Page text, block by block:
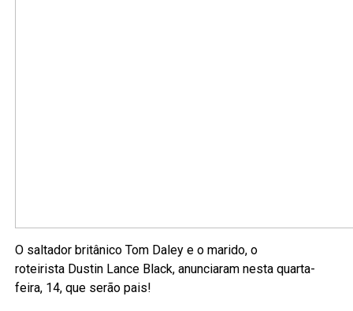
O saltador britânico Tom Daley e o marido, o
roteirista Dustin Lance Black, anunciaram nesta quarta-
feira, 14, que serão pais!